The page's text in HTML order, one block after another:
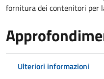
fornitura dei contenitori per
Ulteriori informazioni